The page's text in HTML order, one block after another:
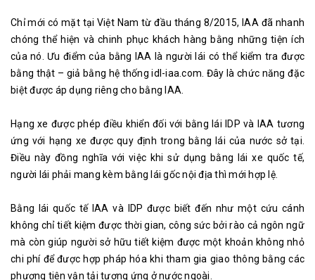
Chỉ mới có mặt tại Việt Nam từ đầu tháng 8/2015, IAA đã nhanh
chóng thể hiện và chinh phục khách hàng bằng những tiện ích
của nó. Ưu điểm của bằng IAA là người lái có thể kiểm tra được
bằng thật – giả bằng hệ thống idl-iaa.com. Đây là chức năng đặc
biệt được áp dụng riêng cho bằng IAA.
Hạng xe được phép điều khiển đối với bằng lái IDP và IAA tương
ứng với hạng xe được quy định trong bằng lái của nước sở tại.
Điều này đồng nghĩa với việc khi sử dụng bằng lái xe quốc tế,
người lái phải mang kèm bằng lái gốc nội địa thì mới hợp lệ.
Bằng lái quốc tế IAA và IDP được biết đến như một cứu cánh
không chỉ tiết kiệm được thời gian, công sức bởi rào cả ngôn ngữ
mà còn giúp người sở hữu tiết kiệm được một khoản không nhỏ
chi phí để được hợp pháp hóa khi tham gia giao thông bằng các
phương tiện vận tải tương ứng ở nước ngoài.